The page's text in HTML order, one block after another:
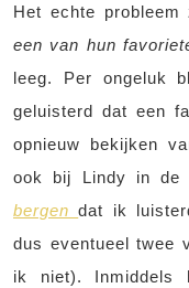
Het echte probleem
een van hun
leeg. Per ongeluk
geluisterd dat een
opnieuw bekijken
ook bij Lindy in
bergendat ik
dus eventueel twee
ik niet).